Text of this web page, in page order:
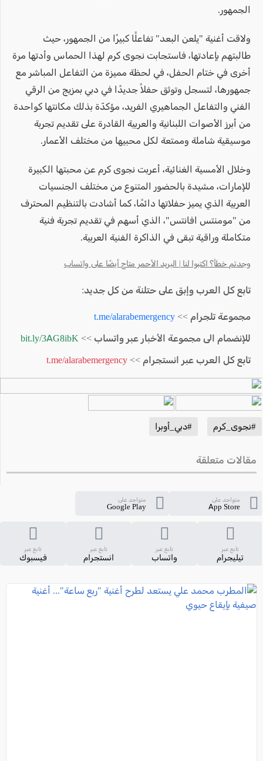
الجمهور.
ولاقت أغنية "يلعن البعد" تفاعلًا كبيرًا من الجمهور، حيث
طالبتهم بإعادتها، فاستجابت نجوى كرم لهذا الحماس وأدتها مرة
أخرى في ختام الحفل، في لحظة مميزة من التفاعل المباشر مع
جمهورها، لتسجل وتوثق حفلاً جديدًا في دبي بمزيج من الرقي
الفني والتفاعل الجماهيري الفريد، مؤكدّة بذلك مكانتها كواحدة
من أبرز الأصوات اللبنانية والعربية القادرة على تقديم تجربة
موسيقية شاملة وممتعة لكل محبيها من مختلف الأعمار.
وخلال الأمسية الغنائية، أعربت نجوى كرم عن محبتها الكبيرة
للإمارات، مشيدة بالحضور المتنوع من مختلف الجنسيات
العربية الذي يميز حفلاتها دائمًا، كما أشادت بالتنظيم المحترف
من "مومنتس افانتس"، الذي أسهم في تقديم تجربة فنية
متكاملة وراقية تبقى في الذاكرة الفنية العربية.
وجدتم خطأ؟ اكتبوا لنا | البريد الأحمر متاح أيضًا على واتساب
تابع كل العرب وإبق على حتلنة من كل جديد:
مجموعة تلجرام >> t.me/alarabemergency
للإنضمام الى مجموعة الأخبار عبر واتساب >> bit.ly/3AG8ibK
تابع كل العرب عبر انستجرام >> t.me/alarabemergency
#نجوى_كرم #دبي_أوبرا
مقالات متعلقة
متواجد على
App Store
متواجد على
Google Play
تابع عبر
تيليجرام
تابع عبر
واتساب
تابع عبر
انستجرام
تابع عبر
فيسبوك